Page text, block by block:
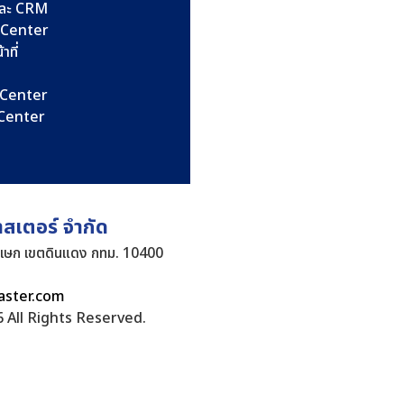
CRM
Center
ที่
Center
เตอร์ จำกัด
ก เขตดินแดง กทม. 10400
Rights Reserved.